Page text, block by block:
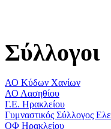
Σύλλογοι
ΑΟ Κύδων Χανίων
ΑΟ Λασηθίου
Γ.Ε. Ηρακλείου
Γυμναστικός Σύλλογος
ΟΦ Ηρακλείου